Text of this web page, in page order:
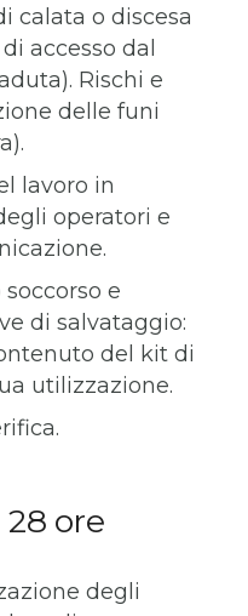
calata o discesa
accesso dal
Rischi e
delle funi
lavoro in
operatori e
e
di salvataggio:
del kit di
utilizzazione.
ore
degli